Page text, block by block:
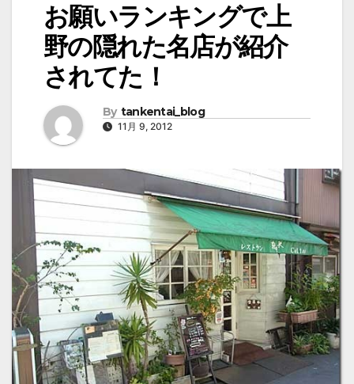
お願いランキングで上
野の隠れた名店が紹介
されてた！
By tankentai_blog
11月 9, 2012